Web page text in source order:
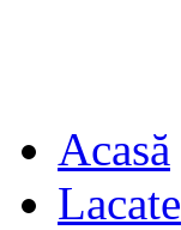
Acasă
Lacate